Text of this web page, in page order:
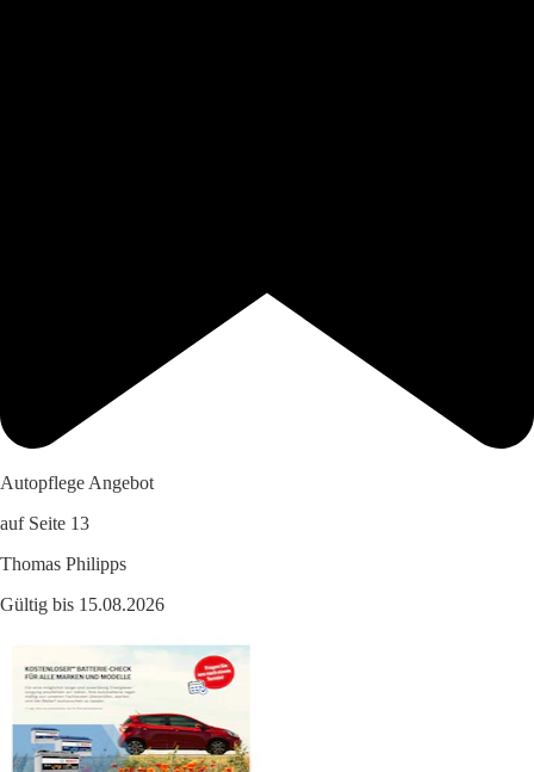
Autopflege Angebot
auf Seite 13
Thomas Philipps
Gültig bis 15.08.2026